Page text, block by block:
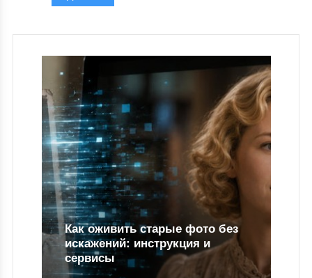
Как оживить старые фото без
искажений: инструкция и
сервисы